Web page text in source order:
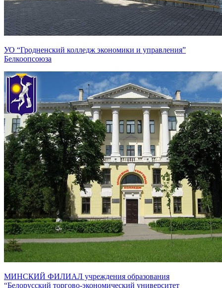
УО “Гродненский колледж экономики и управления”
Белкоопсоюза
МИНСКИЙ ФИЛИАЛ учреждения образования
“Белорусский торгово-экономический университет